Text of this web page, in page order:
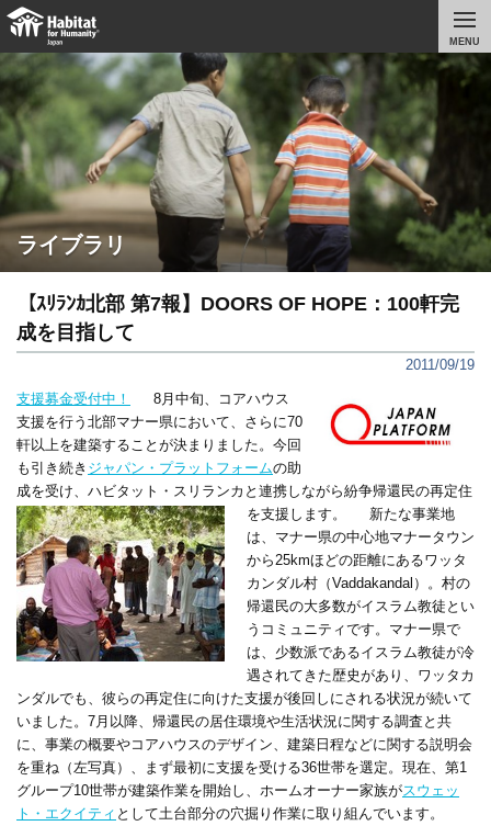
MENU
ライブラリ
【ｽﾘﾗﾝｶ北部 第7報】DOORS OF HOPE：100軒完
成を目指して
2011/09/19
支援募金受付中！
8月中旬、コアハウス
支援を行う北部マナー県において、さらに70
軒以上を建築することが決まりました。今回
も引き続き ジャパン・プラットフォームの助
成を受け、ハビタット・スリランカと連携しながら紛争帰還民の再定住
を支援します。 新たな事業地
は、マナー県の中心地マナータウン
から25kmほどの距離にあるワッタ
カンダル村（Vaddakandal）。村の
帰還民の大多数がイスラム教徒とい
うコミュニティです。マナー県で
は、少数派であるイスラム教徒が冷
遇されてきた歴史があり、ワッタカ
ンダルでも、彼らの再定住に向けた支援が後回しにされる状況が続いて
いました。7月以降、帰還民の居住環境や生活状況に関する調査と共
に、事業の概要やコアハウスのデザイン、建築日程などに関する説明会
を重ね（左写真）、まず最初に支援を受ける36世帯を選定。現在、第1
グループ10世帯が建築作業を開始し、ホームオーナー家族がスウェッ
ト・エクイティ として土台部分の穴掘り作業に取り組んでいます。